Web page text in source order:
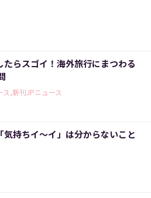
たらスゴイ！海外旅行にまつわる
ス,新刊JPニュース
気持ちイ～イ」は分からないこと